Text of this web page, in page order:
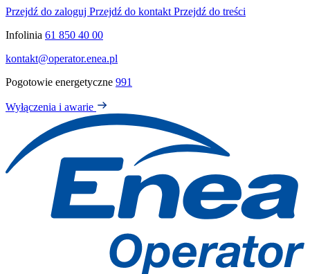
Przejdź do zaloguj Przejdź do kontakt Przejdź do treści
Infolinia 61 850 40 00
kontakt@operator.enea.pl
Pogotowie energetyczne 991
Wyłączenia i awarie